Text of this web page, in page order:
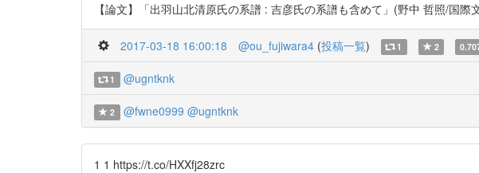
【論文】「出羽山北清原氏の系譜 : 吉彦氏の系譜も含めて」(野中 哲照/国
2017-03-18 16:00:18 @ou_fujiwara4 (投稿一覧) 1 2
1 @ugntknk
2 @fwne0999 @ugntknk
1 1 https://t.co/HXXfj28zrc